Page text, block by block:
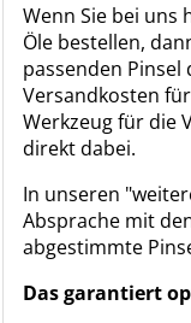
Wenn Sie bei uns
Öle bestellen,
passenden Pinsel
Versandkosten
Werkzeug für die
direkt dabei.
In unseren
Absprache mit
abgestimmte
Das garantiert